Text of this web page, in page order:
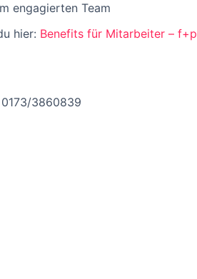
engagierten Team
hier: Benefits für Mitarbeiter –
0173/3860839